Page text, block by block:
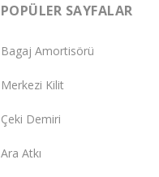
POPÜLER SAYFALAR
Bagaj Amortisörü
Merkezi Kilit
Çeki Demiri
Ara Atkı